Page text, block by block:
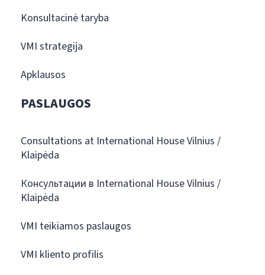
Konsultacinė taryba
VMI strategija
Apklausos
PASLAUGOS
Consultations at International House Vilnius /
Klaipėda
Консультации в International House Vilnius /
Klaipėda
VMI teikiamos paslaugos
VMI kliento profilis